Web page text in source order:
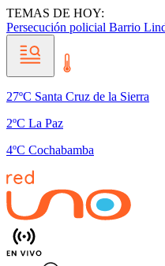
TEMAS DE HOY:
Persecución policial Barrio
27ºC Santa Cruz de la Sierra
2ºC La Paz
4ºC Cochabamba